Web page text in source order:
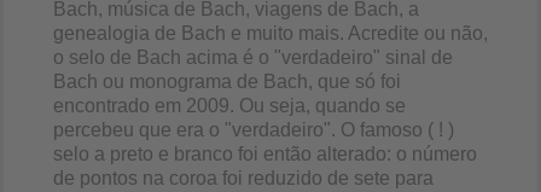
Bach, música de Bach, viagens de Bach, a
genealogia de Bach e muito mais. Acredite ou não,
o selo de Bach acima é o "verdadeiro" sinal de
Bach ou monograma de Bach, que só foi
encontrado em 2009. Ou seja, quando se
percebeu que era o "verdadeiro". O famoso ( ! )
selo a preto e branco foi então alterado: o número
de pontos na coroa foi reduzido de sete para